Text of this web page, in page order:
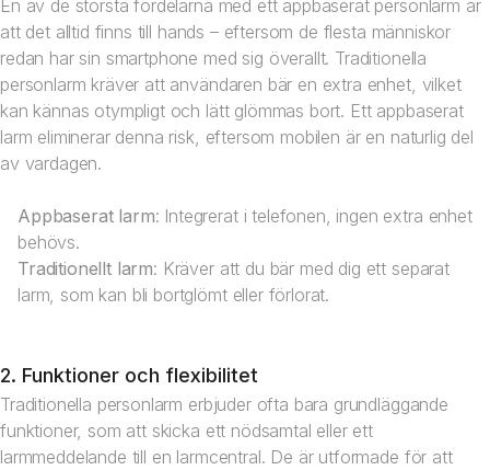
En av de största fördelarna med ett appbaserat personlarm är
att det alltid finns till hands – eftersom de flesta människor
redan har sin smartphone med sig överallt. Traditionella
personlarm kräver att användaren bär en extra enhet, vilket
kan kännas otympligt och lätt glömmas bort. Ett appbaserat
larm eliminerar denna risk, eftersom mobilen är en naturlig del
av vardagen.
Appbaserat larm: Integrerat i telefonen, ingen extra enhet
behövs.
Traditionellt larm: Kräver att du bär med dig ett separat
larm, som kan bli bortglömt eller förlorat.
2. Funktioner och flexibilitet
Traditionella personlarm erbjuder ofta bara grundläggande
funktioner, som att skicka ett nödsamtal eller ett
larmmeddelande till en larmcentral. De är utformade för att